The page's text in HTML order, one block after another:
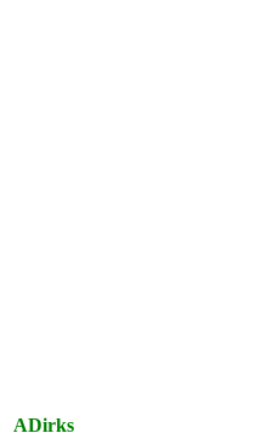
ADirks